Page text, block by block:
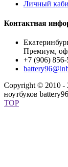
Личный
Контактная
Премиум,
+7 (906)
Copyright © 2010 -
ноутбуков
TOP